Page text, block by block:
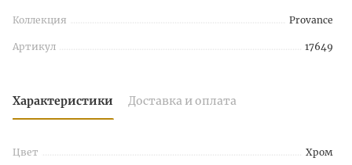
Коллекция Provance
Артикул 17649
Характеристики Доставка и оплата
Цвет
Хром